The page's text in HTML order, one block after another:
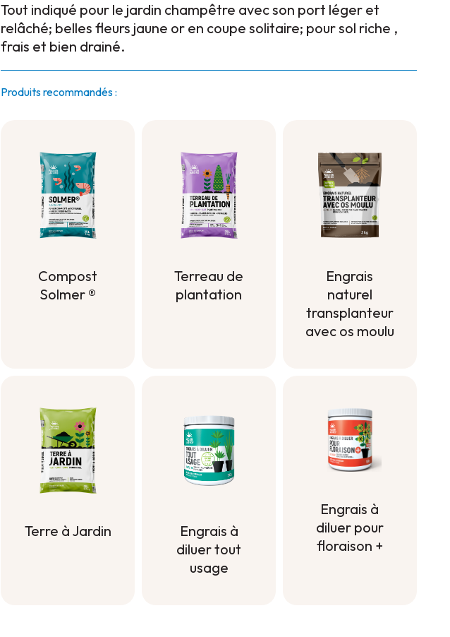
Tout indiqué pour le jardin champêtre avec son port léger et
relâché; belles fleurs jaune or en coupe solitaire; pour sol riche ,
frais et bien drainé.
Produits recommandés :
Compost
Solmer ®
Terreau de
plantation
Engrais
naturel
transplanteur
avec os moulu
avec os moulu
Terre à Jardin
Engrais à
diluer tout
usage
Engrais à
diluer pour
floraison +